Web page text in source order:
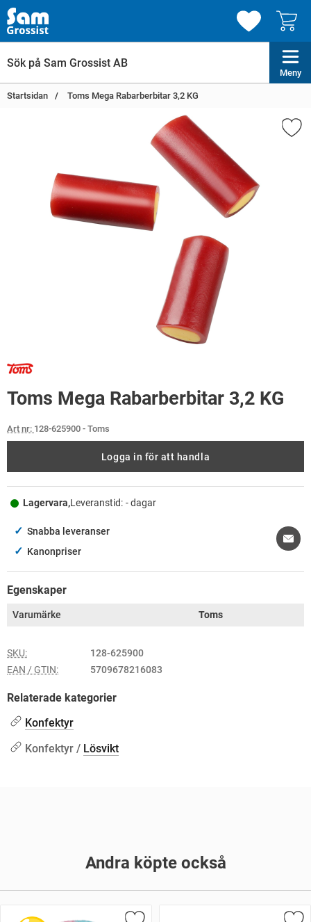
Meny
Startsidan Toms Mega Rabarberbitar 3,2 KG
Toms Mega Rabarberbitar 3,2 KG
Art nr: 128-625900 - Toms
Logga in för att handla
Lagervara,Leveranstid: - dagar
✓ Snabba leveranser
✓ Kanonpriser
Egenskaper
Varumärke Toms
SKU:
128-625900
EAN / GTIN:
5709678216083
Relaterade kategorier
Konfektyr
Konfektyr / Lösvikt
Andra köpte också